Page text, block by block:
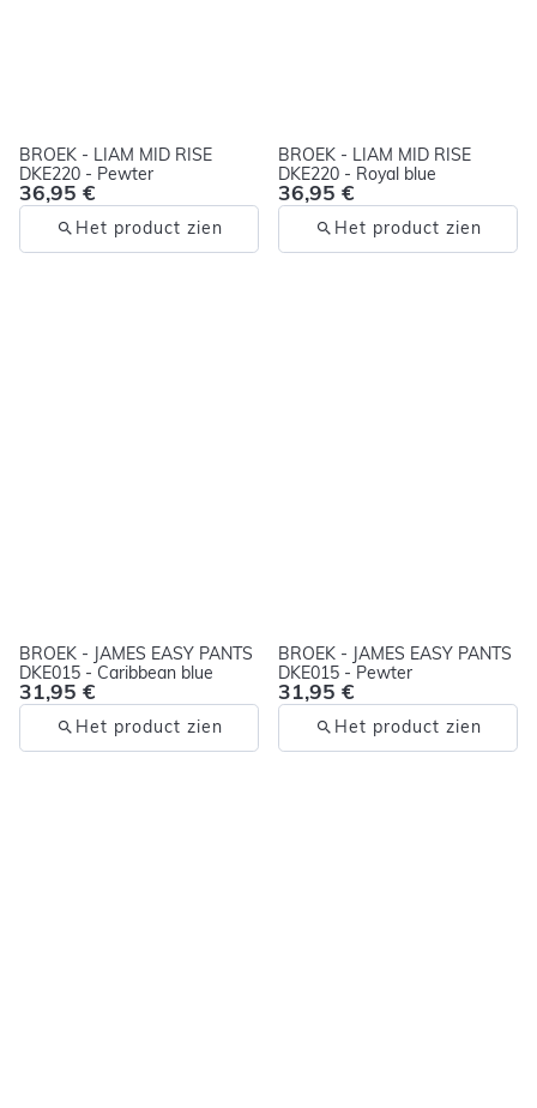
BROEK - LIAM MID RISE
DKE220 - Pewter
36,95 €
Het product zien
BROEK - LIAM MID RISE
DKE220 - Royal blue
36,95 €
Het product zien
BROEK - JAMES EASY PANTS
DKE015 - Caribbean blue
31,95 €
Het product zien
BROEK - JAMES EASY PANTS
DKE015 - Pewter
31,95 €
Het product zien